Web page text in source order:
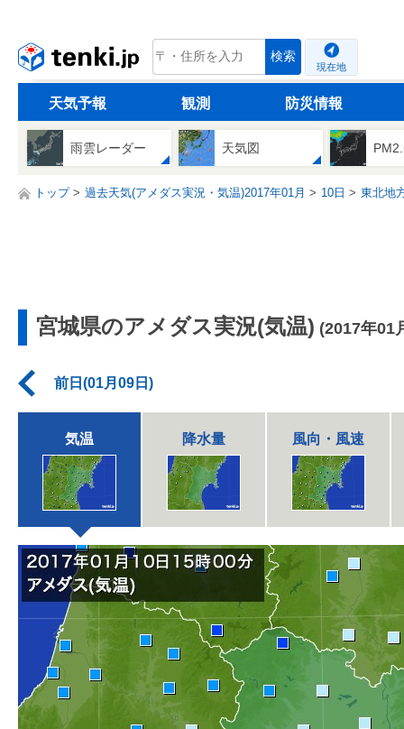
tenki.jp 検索
現在地
天気予報 観測 防災情報
雨雲レーダー 天気図
トップ 過去天気(アメダス実況・気温)2017年01月 10日 東北地
宮城県のアメダス実況(気温) (2017年01
前日(01月09日)
気温 降水量 風向・風速